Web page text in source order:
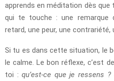
apprends en méditation dès
qui te touche : une remarque
retard, une peur, une contrariété,
Si tu es dans cette situation, le
le calme. Le bon réflexe, c’est
toi :qu’est-ce que je ressens